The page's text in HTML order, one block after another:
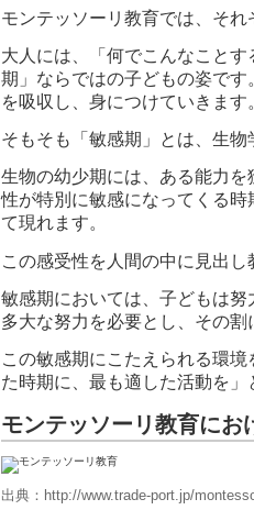
モンテッソーリ教育では、それ
大人には、「何でこんなこと
期」ならではの子どもの姿で
を吸収し、身につけていきます
そもそも「敏感期」とは、生物
生物の幼少期には、ある能力
性が特別に敏感になってくる
て現れます。
この感受性を人間の中に見出し
敏感期においては、子どもは
多大な努力を必要とし、その割
この敏感期にこたえられる環
た時期に、最も適した活動を」
モンテッソーリ教育にお
出典：http://www.trade-port.jp/